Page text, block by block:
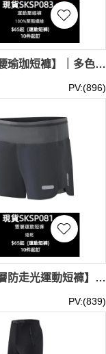
【訂製高腰瑜珈短褲】｜多色壓縮褲｜寬版腰頭設計｜現貨主推｜貼身包覆剪裁｜男女同款｜瑜伽壓縮褲供應商 SKSP083-LT-K2452
PV:(896)
【購買雙層防走光運動短褲】｜速乾面料｜加寬彈力腰頭｜內層緊身襯褲｜現貨主推｜褲腳反光標｜雙層短褲批發 SKSP081-LT-K2455#
PV:(839)